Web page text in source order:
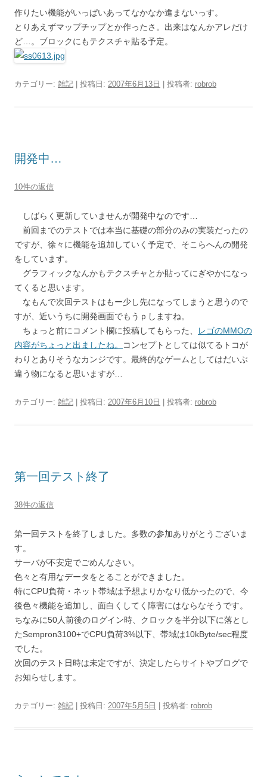
作りたい機能がいっぱいあってなかなか進まないっす。
とりあえずマップチップとか作ったさ。出来はなんかアレだけ
ど…。ブロックにもテクスチャ貼る予定。
カテゴリー: 雑記 | 投稿日: 2007年6月13日 投稿者: robrob
開発中…
10件の返信
しばらく更新していませんが開発中なのです…
前回までのテストでは本当に基礎の部分のみの実装だったの
ですが、徐々に機能を追加していく予定で、そこらへんの開発
をしています。
グラフィックなんかもテクスチャとか貼ってにぎやかになっ
てくると思います。
なもんで次回テストはもー少し先になってしまうと思うので
すが、近いうちに開発画面でもうｐしますね。
ちょっと前にコメント欄に投稿してもらった、
レゴのMMOの
内容がちょっと出ましたね。
コンセプトとしては似てるトコが
わりとありそうなカンジです。最終的なゲームとしてはだいぶ
違う物になると思いますが…
カテゴリー: 雑記 | 投稿日: 2007年6月10日 投稿者: robrob
第一回テスト終了
38件の返信
第一回テストを終了しました。多数の参加ありがとうございま
す。
サーバが不安定でごめんなさい。
色々と有用なデータをとることができました。
特にCPU負荷・ネット帯域は予想よりかなり低かったので、今
後色々機能を追加し、面白くしてく障害にはならなそうです。
ちなみに50人前後のログイン時、クロックを半分以下に落とし
たSempron3100+でCPU負荷3%以下、帯域は10kByte/sec程度
でした。
次回のテスト日時は未定ですが、決定したらサイトやブログで
お知らせします。
カテゴリー: 雑記 | 投稿日: 2007年5月5日 投稿者: robrob